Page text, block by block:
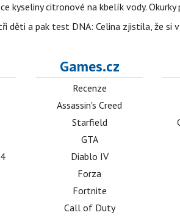
kyseliny citronové na kbelík vody.
děti a pak test DNA: Celina zjistila, že si
Games.cz
Recenze
Assassin's Creed
Starfield
GTA
Diablo IV
Forza
Fortnite
Call of Duty